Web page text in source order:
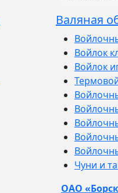
Валяная
Войлок
Войлок
Чуни и
ОАО